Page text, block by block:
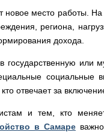
место работы. На
региона,
дохода.
государственную или
социальные
отвечает за
и тем, кто
в Самареважно